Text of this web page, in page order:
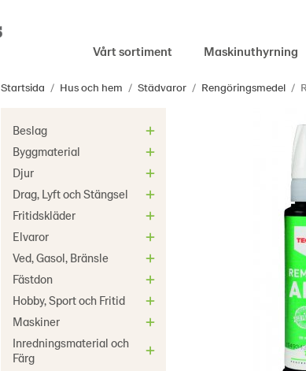
Vårt sortiment Maskinuthyrning
Startsida / Hus och hem / Städvaror / Rengöringsmedel /
Beslag
Byggmaterial
Djur
Drag, Lyft och Stängsel
Fritidskläder
Elvaror
Ved, Gasol, Bränsle
Fästdon
Hobby, Sport och Fritid
Maskiner
Inredningsmaterial och
Färg